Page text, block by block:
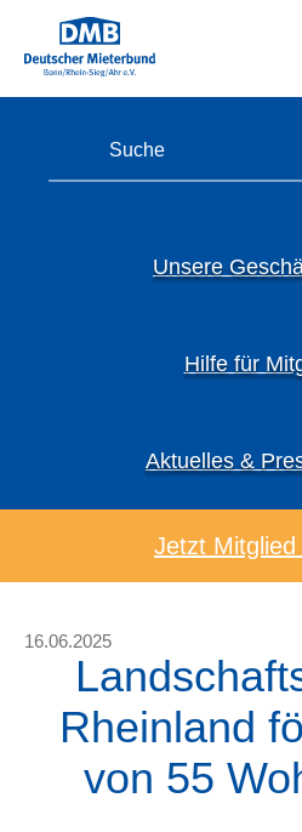
Unsere
Hilfe für
Aktuelles &
Jetzt Mitglied
16.06.2025
Rheinland
von 55